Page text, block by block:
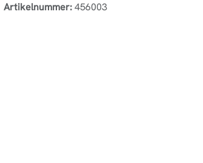
Artikelnummer:456003